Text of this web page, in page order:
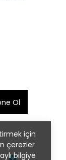
için
çerezler
bilgiye
Ol